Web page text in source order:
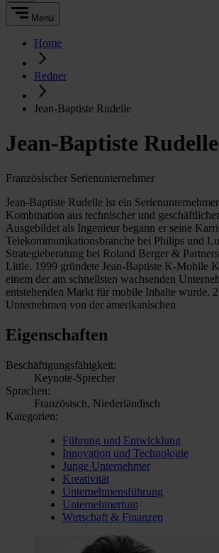
Menü
Home
Redner
Jean-Baptiste Rudelle
Jean-Baptiste Rudelle
Französischer Serienunternehmer
Jean-Baptiste Rudelle ist ein
Kombination aus technischer und
Ausgebildet als Ingenieur begann er seine
Telekommunikationsbranche bei Philips und
Strategieberatung bei Roland Berger &
Little. 1999 gründete Jean-Baptiste K-Mobile
einem der am schnellsten wachsenden
entstehenden Markt für mobile Inhalte wurde.
Unternehmen von der amerikanischen
Eigenschaften
Beschäftigungsfähigkeit:
Keynote-Sprecher
Sprachen:
Französisch, Niederländisch
Kategorien:
Führung und Entwicklung
Innovation und Technologie
Junge Unternehmer
Kreativität
Unternehmensführung
Unternehmertum
Wirtschaft & Finanzen